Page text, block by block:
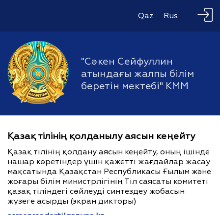
Qaz Rus
"Сәкен Сейфуллин
атындағы жалпы білім
беретін мектебі" КММ
Қазақ тілінің қолданылу аясын кеңейту
Қазақ тілінің қолдану аясын кеңейту, оның ішінде
нашар көретіндер үшін қажетті жағдайлар жасау
мақсатында Қазақстан Республикасы Ғылым және
жоғары білім министрлігінің Тіл саясаты комитеті
қазақ тіліндегі сөйлеуді синтездеу жобасын
жүзеге асырды (экран дикторы)